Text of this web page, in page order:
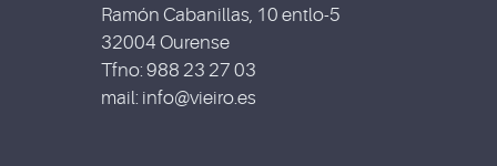
Ramón Cabanillas, 10 entlo-5
32004 Ourense
Tfno: 988 23 27 03
mail: info@vieiro.es